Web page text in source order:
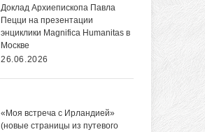
Доклад Архиепископа Павла
Пецци на презентации
энциклики Magnifica Нumanitas в
Москве
26.06.2026
«Моя встреча с Ирландией»
(новые страницы из путевого